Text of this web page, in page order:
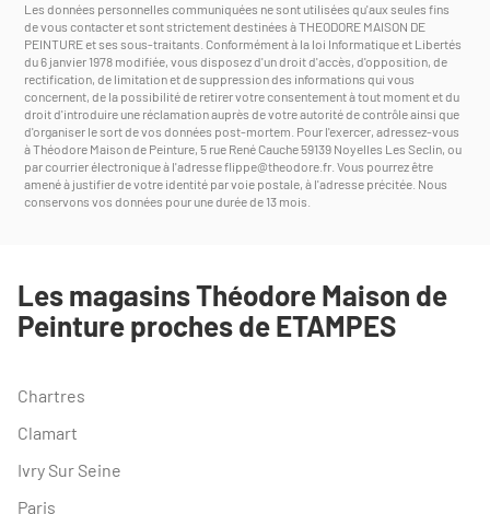
Les données personnelles communiquées ne sont utilisées qu'aux seules fins
de vous contacter et sont strictement destinées à THEODORE MAISON DE
PEINTURE et ses sous-traitants. Conformément à la loi Informatique et Libertés
du 6 janvier 1978 modifiée, vous disposez d'un droit d'accès, d'opposition, de
rectification, de limitation et de suppression des informations qui vous
concernent, de la possibilité de retirer votre consentement à tout moment et du
droit d'introduire une réclamation auprès de votre autorité de contrôle ainsi que
d'organiser le sort de vos données post-mortem. Pour l'exercer, adressez-vous
à Théodore Maison de Peinture, 5 rue René Cauche 59139 Noyelles Les Seclin, ou
par courrier électronique à l'adresseflippe@theodore.fr . Vous pourrez être
amené à justifier de votre identité par voie postale, à l'adresse précitée. Nous
conservons vos données pour une durée de 13 mois.
Les magasins Théodore Maison de
Peinture proches de ETAMPES
Chartres
Clamart
Ivry Sur Seine
Paris